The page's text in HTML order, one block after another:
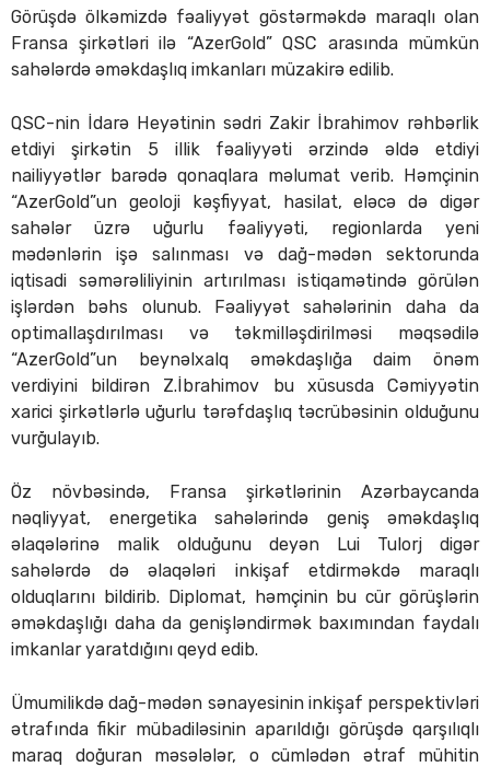
Görüşdə ölkəmizdə fəaliyyət göstərməkdə maraqlı olan
Fransa şirkətləri ilə “AzerGold” QSC arasında mümkün
sahələrdə əməkdaşlıq imkanları müzakirə edilib.
QSC-nin İdarə Heyətinin sədri Zakir İbrahimov rəhbərlik
etdiyi şirkətin 5 illik fəaliyyəti ərzində əldə etdiyi
nailiyyətlər barədə qonaqlara məlumat verib. Həmçinin
“AzerGold”un geoloji kəşfiyyat, hasilat, eləcə də digər
sahələr üzrə uğurlu fəaliyyəti, regionlarda yeni
mədənlərin işə salınması və dağ-mədən sektorunda
iqtisadi səmərəliliyinin artırılması istiqamətində görülən
işlərdən bəhs olunub. Fəaliyyət sahələrinin daha da
optimallaşdırılması və təkmilləşdirilməsi məqsədilə
“AzerGold”un beynəlxalq əməkdaşlığa daim önəm
verdiyini bildirən Z.İbrahimov bu xüsusda Cəmiyyətin
xarici şirkətlərlə uğurlu tərəfdaşlıq təcrübəsinin olduğunu
vurğulayıb.
Öz növbəsində, Fransa şirkətlərinin Azərbaycanda
nəqliyyat, energetika sahələrində geniş əməkdaşlıq
əlaqələrinə malik olduğunu deyən Lui Tulorj digər
sahələrdə də əlaqələri inkişaf etdirməkdə maraqlı
olduqlarını bildirib. Diplomat, həmçinin bu cür görüşlərin
əməkdaşlığı daha da genişləndirmək baxımından faydalı
imkanlar yaratdığını qeyd edib.
Ümumilikdə dağ-mədən sənayesinin inkişaf perspektivləri
ətrafında fikir mübadiləsinin aparıldığı görüşdə qarşılıqlı
maraq doğuran məsələlər, o cümlədən ətraf mühitin